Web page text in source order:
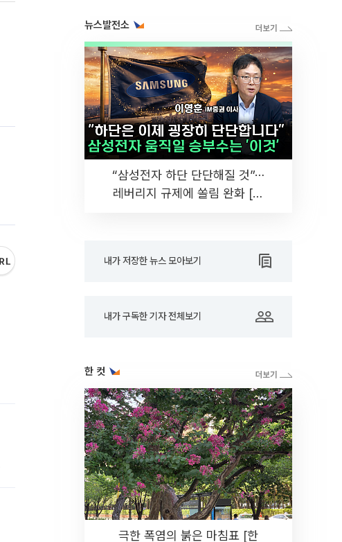
뉴스발전소
“삼성전자 하단 단단해질 것”⋯
레버리지 규제에 쏠림 완화 [찐
내가 저장한 뉴스 모아보기
내가 구독한 기자 전체보기
한 컷
극한 폭염의 붉은 마침표 [한